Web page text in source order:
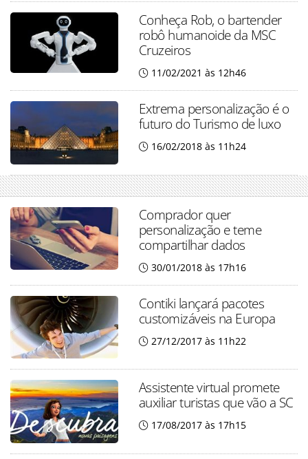
Conheça Rob, o bartender
robô humanoide da MSC
Cruzeiros
11/02/2021 às 12h46
Extrema personalização é o
futuro do Turismo de luxo
16/02/2018 às 11h24
Comprador quer
personalização e teme
compartilhar dados
30/01/2018 às 17h16
Contiki lançará pacotes
customizáveis na Europa
27/12/2017 às 11h22
Assistente virtual promete
auxiliar turistas que vão a SC
17/08/2017 às 17h15